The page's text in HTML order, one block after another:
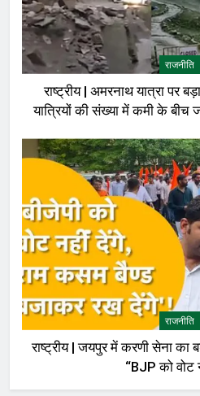
राजनीति
राष्ट्रीय | अमरनाथ यात्रा पर
यात्रियों की संख्या में कमी के बीच
राजनीति
राष्ट्रीय | जयपुर में करणी सेना का
“BJP को वोट